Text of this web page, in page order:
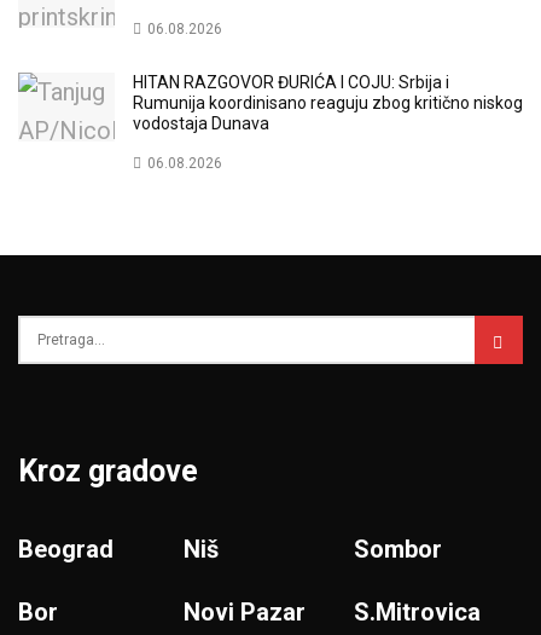
06.08.2026
HITAN RAZGOVOR ĐURIĆA I COJU: Srbija i
Rumunija koordinisano reaguju zbog kritično niskog
vodostaja Dunava
06.08.2026
Kroz gradove
Beograd
Bor
Niš
Novi Pazar
Sombor
S.Mitrovica